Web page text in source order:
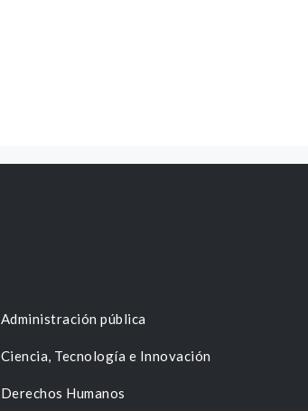
Administración pública
Ciencia, Tecnología e Innovación
Derechos Humanos